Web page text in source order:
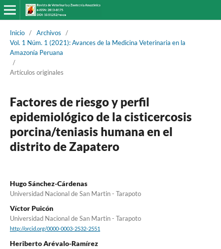
Inicio / Archivos
/
Vol. 1 Núm. 1 (2021): Avances de la Medicina Veterinaria en la
Amazonía Peruana
/
Artículos originales
Factores de riesgo y perfil
epidemiológico de la cisticercosis
porcina/teniasis humana en el
distrito de Zapatero
Hugo Sánchez-Cárdenas
Universidad Nacional de San Martin - Tarapoto
Víctor Puicón
Universidad Nacional de San Martin - Tarapoto
http://orcid.org/0000-0003-2532-2551
Heriberto Arévalo-Ramírez